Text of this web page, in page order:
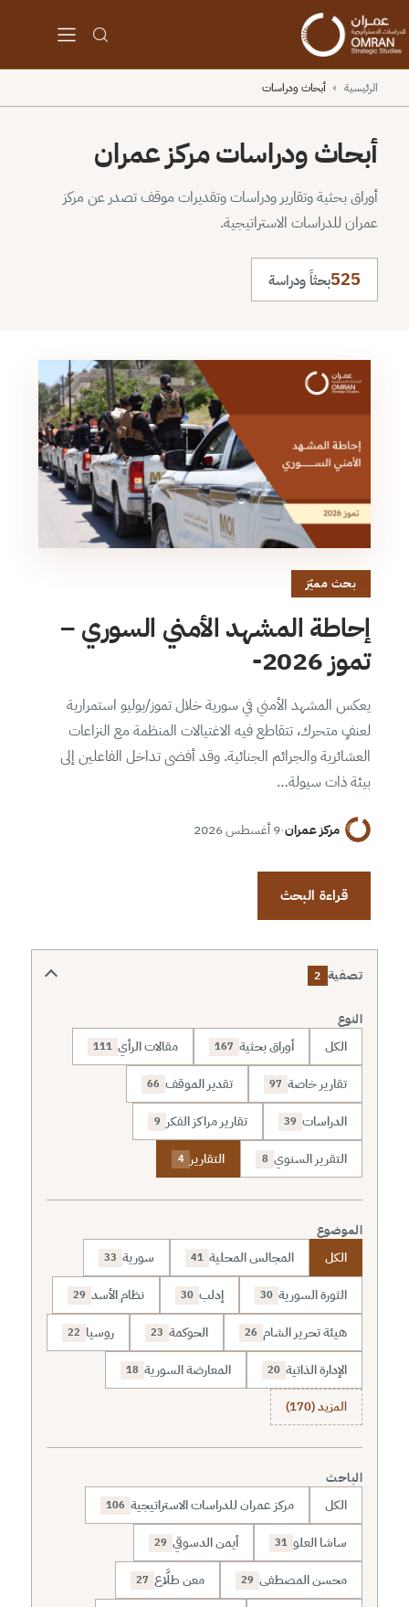
الرئيسية › أبحاث ودراسات
أبحاث ودراسات مركز عمران
أوراق بحثية وتقارير ودراسات وتقديرات موقف تصدر عن مركز
عمران للدراسات الاستراتيجية.
525بحثاً ودراسة
بحث مميّز
إحاطة المشهد الأمني السوري –
تموز 2026-
يعكس المشهد الأمني في سورية خلال تموز/يوليو استمرارية
لعنفٍ متحرك، تتقاطع فيه الاغتيالات المنظمة مع النزاعات
العشائرية والجرائم الجنائية. وقد أفضى تداخل الفاعلين إلى
بيئة ذات سيولة…
مركز عمران·9 أغسطس 2026
قراءة البحث
تصفية 2
النوع
الكل أوراق بحثية 167 مقالات الرأي 111
تقارير خاصة 97 تقدير الموقف 66
الدراسات 39 تقارير مراكز الفكر 9
التقرير السنوي 8 التقارير 4
الموضوع
الكل المجالس المحلية 41 سورية 33
الثورة السورية 30 إدلب 30 نظام الأسد 29
هيئة تحرير الشام 26 الحوكمة 23 روسيا 22
الإدارة الذاتية 20 المعارضة السورية 18
المزيد (170)
الباحث
الكل مركز عمران للدراسات الاستراتيجية 106
ساشا العلو 31 أيمن الدسوقي 29
محسن المصطفى 29 معن طلَّاع 27